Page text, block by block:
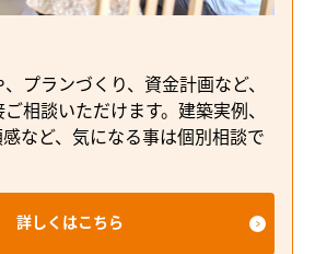
プランづくり、資金計画など、
相談いただけます。建築実例、
など、気になる事は個別相談で
詳しくはこちら